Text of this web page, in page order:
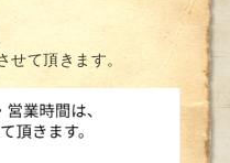
せて頂きます。